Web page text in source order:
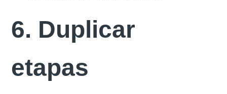
6. Duplicar
etapas